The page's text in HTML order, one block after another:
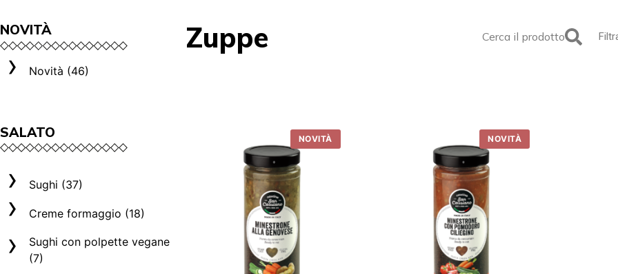
NOVITÀ
Novità (46)
SALATO
Sughi (37)
Sughi e ragù vegani (13)
Mediterranei (3)
Sughi e ragù (14)
Creme formaggio (18)
La selezione Roma (3)
Creme formaggio (8)
Sughi con polpette vegane
(7)
Zuppe Cerca il prodotto
NOVITÀ NOVITÀ